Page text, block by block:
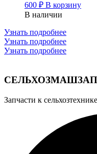
600 ₽ В корзину
В наличии
Узнать подробнее
Узнать подробнее
Узнать подробнее
Запчасти к сельхозтехнике